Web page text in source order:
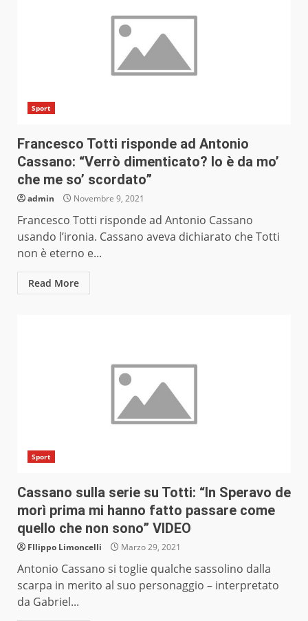
Sport
Francesco Totti risponde ad Antonio
Cassano: “Verrò dimenticato? Io è da mo’
che me so’ scordato”
admin Novembre 9, 2021
Francesco Totti risponde ad Antonio Cassano
usando l’ironia. Cassano aveva dichiarato che Totti
non è eterno e...
Read More
Sport
Cassano sulla serie su Totti: “In Speravo de
morì prima mi hanno fatto passare come
quello che non sono” VIDEO
FIlippo Limoncelli Marzo 29, 2021
Antonio Cassano si toglie qualche sassolino dalla
scarpa in merito al suo personaggio – interpretato
da Gabriel...